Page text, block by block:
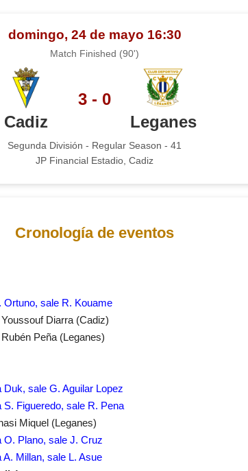
domingo, 24 de mayo 16:30
Match Finished (90')
Cadiz
3 - 0
Leganes
Segunda División - Regular Season - 41
JP Financial Estadio, Cadiz
Cronología de eventos
sale R. Kouame
Diarra (Cadiz)
Peña (Leganes)
sale G. Aguilar Lopez
Figueredo, sale R. Pena
Miquel (Leganes)
Plano, sale J. Cruz
Millan, sale L. Asue